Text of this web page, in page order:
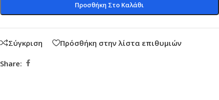
Προσθήκη Στο Καλάθι
Σύγκριση Πρόσθήκη στην λίστα επιθυμιών
Share: